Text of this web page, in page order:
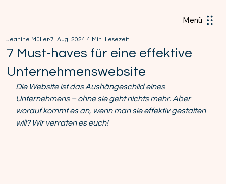
Menü
7 Must-haves für eine effektive
Unternehmenswebsite
Jeanine Müller 7. Aug. 2024 4 Min. Lesezeit
Die Website ist das Aushängeschild eines
Unternehmens – ohne sie geht nichts mehr. Aber
worauf kommt es an, wenn man sie effektiv gestalten
will? Wir verraten es euch!